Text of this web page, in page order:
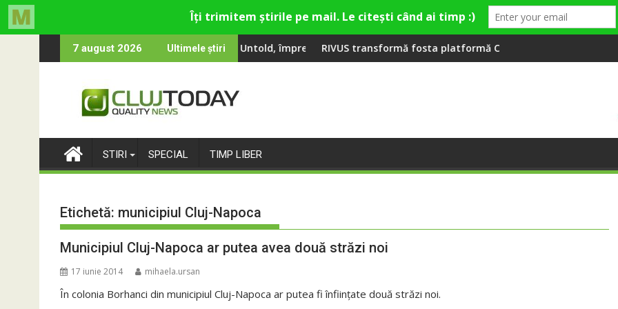
to
7 august 2026 Ultimele știri
Smiley și Theo Rose și comercianți români parteneri, în premieră la Fashion Village
100 000 de oameni au cântat, la Untold, împreună cu StingRIVUS transformă fosta platformă Carbochim într-un nou centru cultural și
STIRI SPECIAL TIMP LIBER
Etichetă: municipiul Cluj-Napoca
Municipiul Cluj-Napoca ar putea avea două străzi noi
17 iunie 2014 mihaela.ursan
În colonia Borhanci din municipiul Cluj-Napoca ar putea fi înfiinţate două străzi noi.